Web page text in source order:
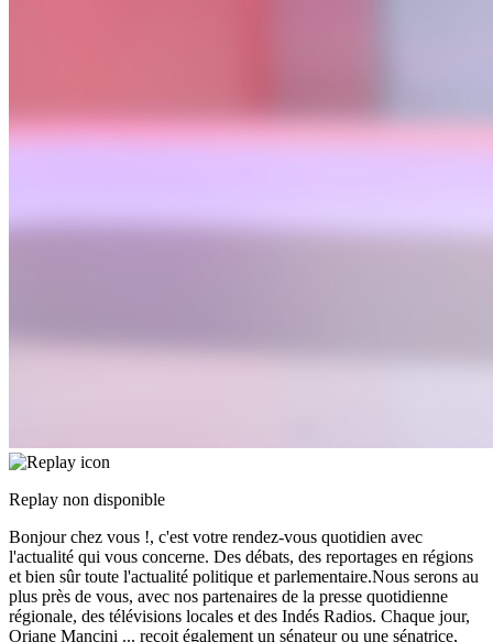
Replay non disponible
Bonjour chez vous !, c'est votre rendez-vous quotidien avec
l'actualité qui vous concerne. Des débats, des reportages en régions
et bien sûr toute l'actualité politique et parlementaire.Nous serons au
plus près de vous, avec nos partenaires de la presse quotidienne
régionale, des télévisions locales et des Indés Radios. Chaque jour,
Oriane Mancini ... reçoit également un sénateur ou une sénatrice,